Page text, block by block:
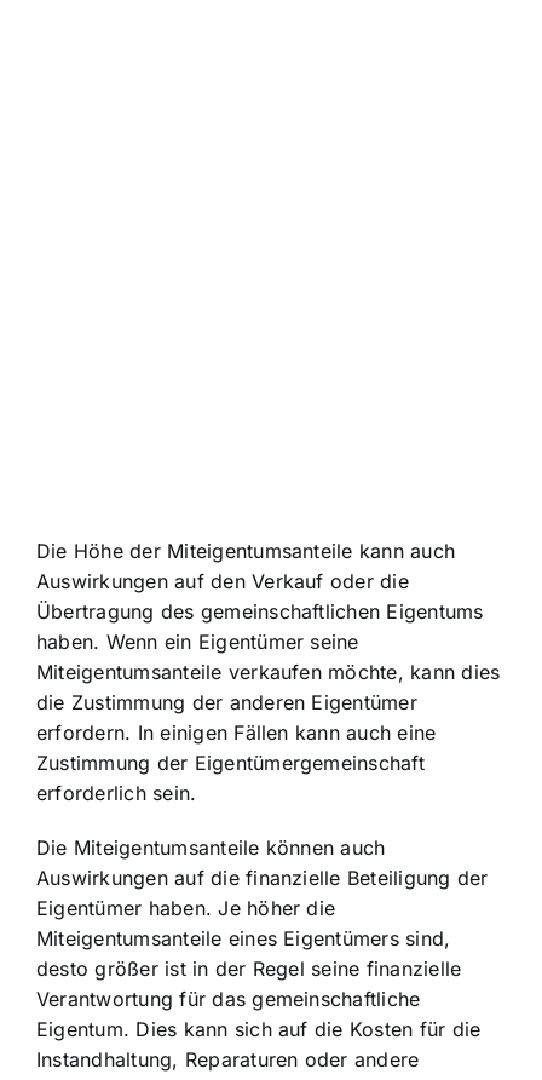
Die Höhe der Miteigentumsanteile kann auch
Auswirkungen auf den Verkauf oder die
Übertragung des gemeinschaftlichen Eigentums
haben. Wenn ein Eigentümer seine
Miteigentumsanteile verkaufen möchte, kann dies
die Zustimmung der anderen Eigentümer
erfordern. In einigen Fällen kann auch eine
Zustimmung der Eigentümergemeinschaft
erforderlich sein.
Die Miteigentumsanteile können auch
Auswirkungenauf die finanzielle Beteiligung der
Eigentümer haben. Je höher die
Miteigentumsanteile eines Eigentümers sind,
desto größer ist in der Regel seine finanzielle
Verantwortung für das gemeinschaftliche
Eigentum. Dies kann sich auf die Kosten für die
Instandhaltung, Reparaturen oder andere